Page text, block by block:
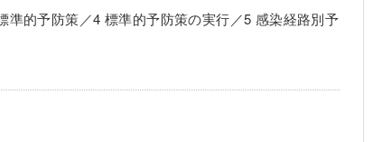
的予防策／4 標準的予防策の実行／5 感染経路別予